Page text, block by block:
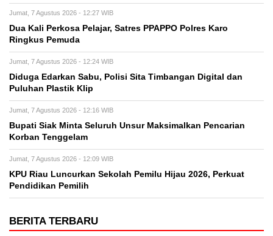
Jumat, 7 Agustus 2026 - 12:27 WIB
Dua Kali Perkosa Pelajar, Satres PPAPPO Polres Karo
Ringkus Pemuda
Jumat, 7 Agustus 2026 - 12:24 WIB
Diduga Edarkan Sabu, Polisi Sita Timbangan Digital dan
Puluhan Plastik Klip
Jumat, 7 Agustus 2026 - 12:16 WIB
Bupati Siak Minta Seluruh Unsur Maksimalkan Pencarian
Korban Tenggelam
Jumat, 7 Agustus 2026 - 12:09 WIB
KPU Riau Luncurkan Sekolah Pemilu Hijau 2026, Perkuat
Pendidikan Pemilih
BERITA TERBARU